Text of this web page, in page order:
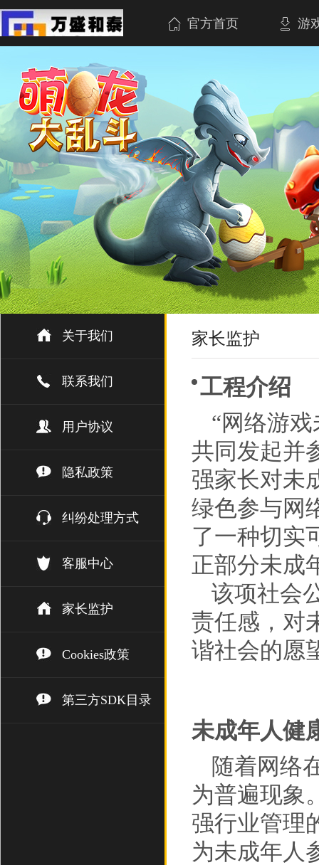
官方首页 游
关于我们
联系我们
用户协议
隐私政策
纠纷处理方式
客服中心
家长监护
Cookies政策
第三方SDK目录
家长监护
工程介绍
“网络游
共同发起并
强家长对未
绿色参与网
了一种切实
正部分未成
该项社会
责任感，对
谐社会的愿
未成年人健
随着网络
为普遍现象
强行业管理
为未成年人